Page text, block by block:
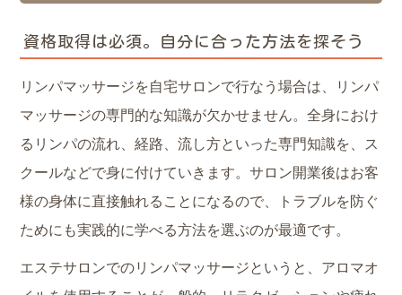
資格取得は必須。自分に合った方法を探そう
リンパマッサージを自宅サロンで行なう場合は、リンパ
マッサージの専門的な知識が欠かせません。全身におけ
るリンパの流れ、経路、流し方といった専門知識を、ス
クールなどで身に付けていきます。サロン開業後はお客
様の身体に直接触れることになるので、トラブルを防ぐ
ためにも実践的に学べる方法を選ぶのが最適です。
エステサロンでのリンパマッサージというと、アロマオ